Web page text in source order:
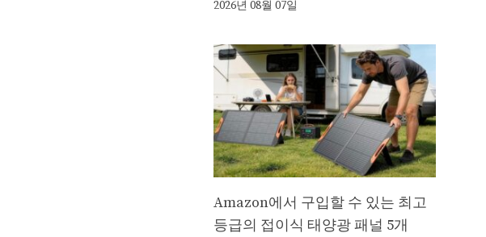
2026년 08월 07일
Amazon에서 구입할 수 있는 최고
등급의 접이식 태양광 패널 5개